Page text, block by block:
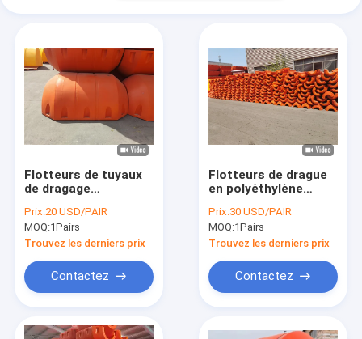
Flotteurs de tuyaux
de dragage
durables adaptés à
diverses conditions
d'eau, offrant un
soutien et une
stabilité constants
Prix:20 USD/PAIR
MOQ:1Pairs
Trouvez les derniers prix
Contactez
Flotteurs de drague
en polyéthylène
excellente
résistance aux chocs
et une longue durée
de vie dans des
environnements
marins difficiles
Prix:30 USD/PAIR
MOQ:1Pairs
Trouvez les derniers prix
Contactez